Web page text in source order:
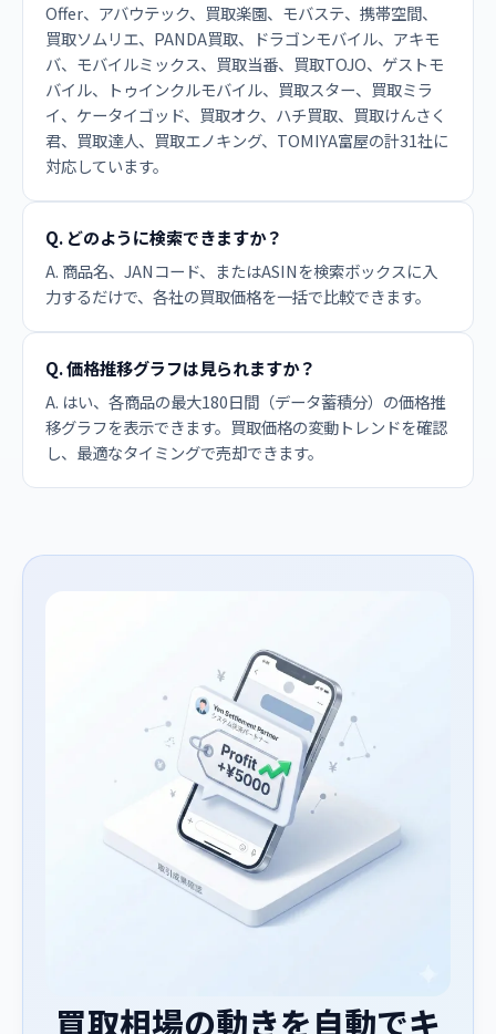
Offer、アバウテック、買取楽園、モバステ、携帯空間、
買取ソムリエ、PANDA買取、ドラゴンモバイル、アキモ
バ、モバイルミックス、買取当番、買取TOJO、ゲストモ
バイル、トゥインクルモバイル、買取スター、買取ミラ
イ、ケータイゴッド、買取オク、ハチ買取、買取けんさく
君、買取達人、買取エノキング、TOMIYA富屋の計31社に
対応しています。
Q. どのように検索できますか？
A. 商品名、JANコード、またはASINを検索ボックスに入
力するだけで、各社の買取価格を一括で比較できます。
Q. 価格推移グラフは見られますか？
A. はい、各商品の最大180日間（データ蓄積分）の価格推
移グラフを表示できます。買取価格の変動トレンドを確認
し、最適なタイミングで売却できます。
買取相場の動きを自動でキ